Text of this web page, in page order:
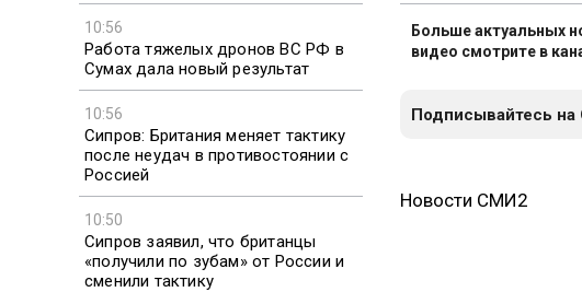
10:56
Работа тяжелых дронов ВС РФ в
Сумах дала новый результат
10:56
Сипров: Британия меняет тактику
после неудач в противостоянии с
Россией
10:50
Сипров заявил, что британцы
«получили по зубам» от России и
сменили тактику
Больше актуальных
видео смотрите в
Подписывайтесь
Новости СМИ2